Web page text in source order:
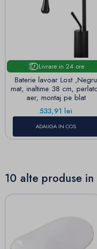
Livrare in 24 ore
Baterie lavoar Lost ,Negru
mat, inaltime 38 cm,
aer, montaj pe blat
Pret
533,91 lei
ADAUGA IN COS
10 alte produse